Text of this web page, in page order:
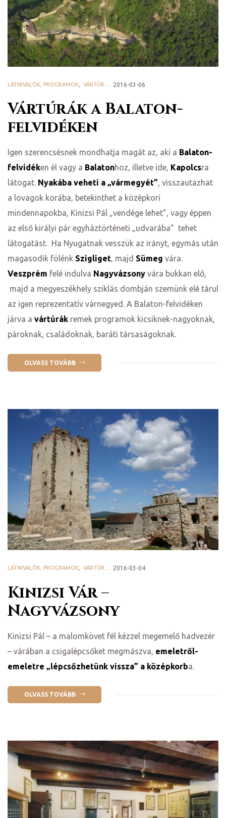
Vártúrák a Balaton-
felvidéken
LÁTNIVALÓK, PROGRAMOK VÁRTÚRÁK 2016-03-06
Igen szerencsésnek mondhatja magát az, aki a Balaton-
felvidéken él vagy a Balatonhoz, illetve ide, Kapolcsra
látogat. Nyakába veheti a „vármegyét”, visszautazhat
a lovagok korába, betekinthet a középkori
mindennapokba, Kinizsi Pál „vendége lehet”, vagy éppen
az első királyi pár egyháztörténeti „udvarába” tehet
látogatást. Ha Nyugatnak vesszük az irányt, egymás után
magasodik fölénk Szigliget, majd Sümeg vára.
Veszprém felé indulva Nagyvázsony vára bukkan elő,
majd a megyeszékhely sziklás dombján szemünk elé tárul
az igen reprezentatív várnegyed. A Balaton-felvidéken
járva a vártúrák remek programok kicsiknek-nagyoknak,
pároknak, családoknak, baráti társaságoknak.
OLVASS TOVÁBB
Kinizsi Vár –
Nagyvázsony
LÁTNIVALÓK, PROGRAMOK, VÁRTÚRÁK 2016-03-04
Kinizsi Pál – a malomkövet fél kézzel megemelő hadvezér
– várában a csigalépcsőket megmászva, emeletről-
emeletre „lépcsőzhetünk vissza” a középkorba.
OLVASS TOVÁBB
2025